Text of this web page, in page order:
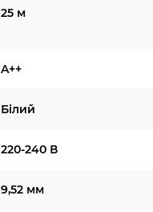
25 м
A++
Білий
220-240 В
9,52 мм